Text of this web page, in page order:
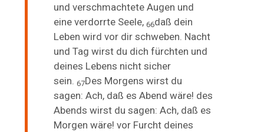
und verschmachtete Augen und
eine verdorrte Seele,66daß dein
Leben wird vor dir schweben. Nacht
und Tag wirst du dich fürchten und
deines Lebens nicht sicher
sein.67Des Morgens wirst du
sagen: Ach, daß es Abend wäre! des
Abends wirst du sagen: Ach, daß es
Morgen wäre! vor Furcht deines